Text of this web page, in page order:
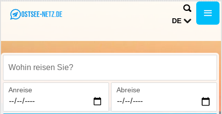
DE
Wohin reisen Sie?
Anreise Abreise